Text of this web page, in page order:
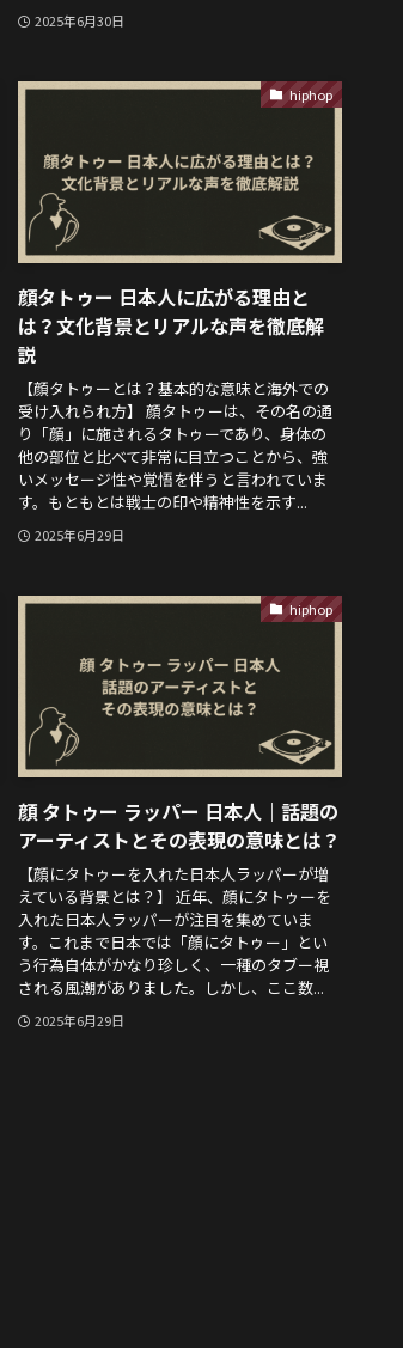
2025年6月30日
hiphop
顔タトゥー 日本人に広がる理由と
は？文化背景とリアルな声を徹底解
説
【顔タトゥーとは？基本的な意味と海外での
受け入れられ方】 顔タトゥーは、その名の通
り「顔」に施されるタトゥーであり、身体の
他の部位と比べて非常に目立つことから、強
いメッセージ性や覚悟を伴うと言われていま
す。もともとは戦士の印や精神性を示す...
2025年6月29日
hiphop
顔 タトゥー ラッパー 日本人｜話題の
アーティストとその表現の意味とは？
【顔にタトゥーを入れた日本人ラッパーが増
えている背景とは？】 近年、顔にタトゥーを
入れた日本人ラッパーが注目を集めていま
す。これまで日本では「顔にタトゥー」とい
う行為自体がかなり珍しく、一種のタブー視
される風潮がありました。しかし、ここ数...
2025年6月29日